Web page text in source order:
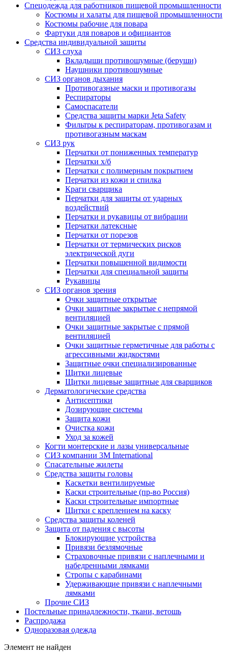
Спецодежда для работников пищевой промышленности
Костюмы и халаты для пищевой промышленности
Костюмы рабочие для повара
Фартуки для поваров и официантов
Средства индивидуальной защиты
СИЗ слуха
Вкладыши противошумные (беруши)
Наушники противошумные
СИЗ органов дыхания
Противогазные маски и противогазы
Респираторы
Самоспасатели
Средства защиты марки Jeta Safety
Фильтры к респираторам, противогазам и
противогазным маскам
СИЗ рук
Перчатки от пониженных температур
Перчатки х/б
Перчатки с полимерным покрытием
Перчатки из кожи и спилка
Краги сварщика
Перчатки для защиты от ударных
воздействий
Перчатки и рукавицы от вибрации
Перчатки латексные
Перчатки от порезов
Перчатки от термических рисков
электрической дуги
Перчатки повышенной видимости
Перчатки для специальной защиты
Рукавицы
СИЗ органов зрения
Очки защитные открытые
Очки защитные закрытые с непрямой
вентиляцией
Очки защитные закрытые с прямой
вентиляцией
Очки защитные герметичные для работы с
агрессивными жидкостями
Защитные очки специализированные
Щитки лицевые
Щитки лицевые защитные для сварщиков
Дерматологические средства
Антисептики
Дозирующие системы
Защита кожи
Очистка кожи
Уход за кожей
Когти монтерские и лазы универсальные
СИЗ компании 3М International
Спасательные жилеты
Средства защиты головы
Каскетки вентилируемые
Каски строительные (пр-во Россия)
Каски строительные импортные
Щитки с креплением на каску
Средства защиты коленей
Защита от падения с высоты
Блокирующие устройства
Привязи безлямочные
Страховочные привязи с наплечными и
набедренными лямками
Стропы с карабинами
Удерживающие привязи с наплечными
лямками
Прочие СИЗ
Постельные принадлежности, ткани, ветошь
Распродажа
Одноразовая одежда
Элемент не найден